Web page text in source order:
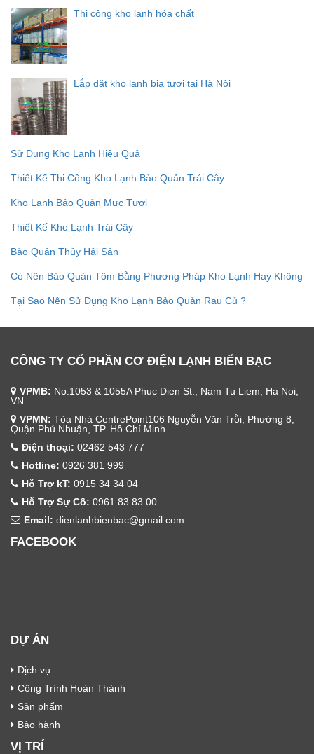
Thi công kho lạnh hóa chất
Lắp đặt kho lạnh bia tươi tại Hà Nội
Sử Dụng Kho Lạnh Hiệu Quả
Thiết Kế Thi Công Kho Lạnh Bảo Quản Trái Cây
Kho Lạnh Bảo Quản Mực Tươi
Thiết Kế Kho Lạnh Trái Cây
Bảo Quản Thủy Hải Sản
Có Nên Bảo Quản Tôm Bằng Phương Pháp Kho Lạnh Hay Không
Tại Sao Nên Sử Dụng Kho Lạnh Bảo Quản Rau Củ ?
CÔNG TY CỔ PHẦN CƠ ĐIỆN LẠNH BIỂN BẠC
VPMB: No.1053 & 1055A Phuc Dien St., Nam Tu Liem, Ha Noi,
VN
VPMN: Tòa Nhà CentrePoint106 Nguyễn Văn Trỗi, Phường 8,
Quận Phú Nhuận, TP. Hồ Chí Minh
Điện thoại: 02462 543 777
Hotline: 0926 381 999
Hỗ Trợ kT: 0915 34 34 04
Hỗ Trợ Sự Cố: 0961 83 83 00
Email: dienlanhbienbac@gmail.com
FACEBOOK
DỰ ÁN
Dịch vụ
Công Trình Hoàn Thành
Sản phẩm
Bảo hành
VỊ TRÍ